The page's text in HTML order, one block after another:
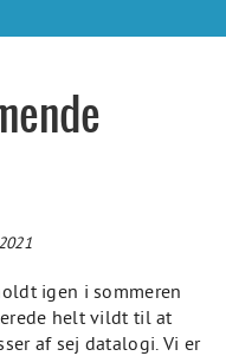
igen i sommeren
helt vildt til at
af sej datalogi. Vi er